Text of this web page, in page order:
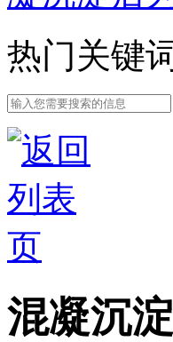
热门关键
混凝沉